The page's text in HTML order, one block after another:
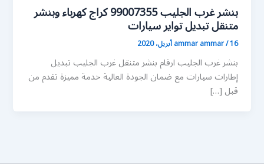
بنشر غرب الجليب 99007355 كراج كهرباء وبنشر
متنقل تبديل تواير سيارات
ammar ammar/16 أبريل، 2020
بنشر غرب الجليب ارقام بنشر متنقل غرب الجليب تبديل
إطارات سيارات مع ضمان الجودة العالية خدمة مميزة تقدم من
قبل […]